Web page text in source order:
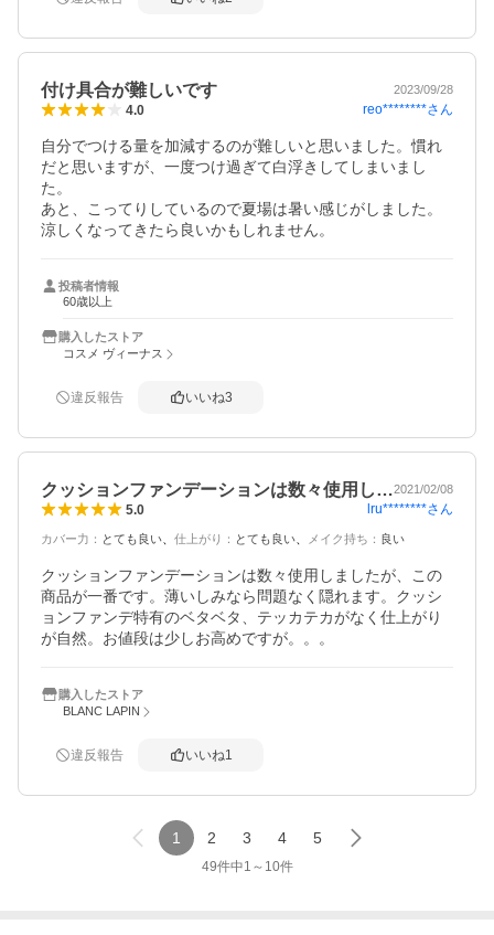
付け具合が難しいです 2023/09/28
4.0 reo********さん
自分でつける量を加減するのが難しいと思いました。慣れ
だと思いますが、一度つけ過ぎて白浮きしてしまいまし
た。
あと、こってりしているので夏場は暑い感じがしました。
涼しくなってきたら良いかもしれません。
投稿者情報
60歳以上
購入したストア
コスメ ヴィーナス
違反報告 いいね3
クッションファンデーションは数々使用し…2021/02/08
5.0 lru********さん
カバー力 ： とても良い 仕上がり ： とても良い メイク持ち ： 良い
クッションファンデーションは数々使用しましたが、この
商品が一番です。薄いしみなら問題なく隠れます。クッシ
ョンファンデ特有のベタベタ、テッカテカがなく仕上がり
が自然。お値段は少しお高めですが。。。
購入したストア
BLANC LAPIN
違反報告 いいね1
1 2 3 4 5
49件中1 ～ 10件